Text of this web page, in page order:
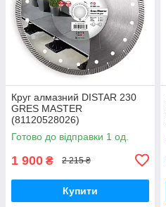
Круг алмазний DISTAR 230
GRES MASTER
(81120528026)
Готово до відправки 1 од.
1 900 ₴ 2 215 ₴
Купити